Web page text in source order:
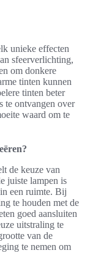
unieke effecten
sfeerverlichting,
om donkere
tinten kunnen
tinten beter
te ontvangen over
waard om te
de keuze van
juiste lampen is
een ruimte. Bij
te houden met de
goed aansluiten
uitstraling te
van de
te nemen om